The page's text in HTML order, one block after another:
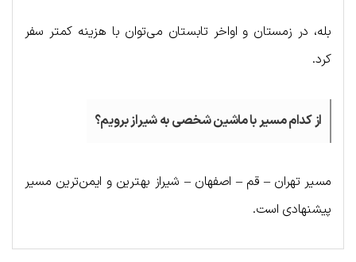
بله، در زمستان و اواخر تابستان می‌توان با هزینه کمتر سفر
کرد.
از کدام مسیر با ماشین شخصی به شیراز برویم؟
مسیر تهران – قم – اصفهان – شیراز بهترین و ایمن‌ترین مسیر
پیشنهادی است.